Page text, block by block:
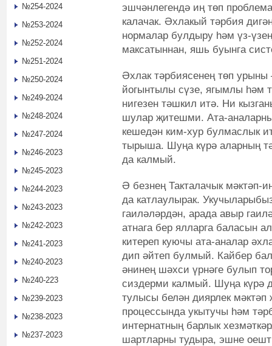
эшчәнлегендә иң төп
калачак. Әхлакый тәрбия
нормалар булдыру һәм үз-
максатыннан, яшь буынга
Әхлак тәрбиясенең төп
йогынтылы сүзе, ягымлы һәм
нигезен тәшкил итә. Ни
шулар җитешми. Ата-
кешедән ким-хур булмаслык
тырыша. Шуңа күрә аларның
да калмый.
Ә безнең Такталачык мәктәп-
да катлаулырак.
гаиләләрдән, арада авыр
атнага бер ялларга баласын
китереп куючы ата-аналар
дип әйтеп булмый. Кайбер
әнинең шәхси үрнәге булып
сиздерми калмый. Шуңа күрә
тулысы белән диярлек
процессында укытучы һәм
интернатның барлык
шартларны тудыра, эшне
№254-2024
№253-2024
№252-2024
№251-2024
№250-2024
№249-2024
№248-2024
№247-2024
№246-2023
№245-2023
№244-2023
№243-2023
№242-2023
№241-2023
№240-2023
№240-223
№239-2023
№238-2023
№237-2023